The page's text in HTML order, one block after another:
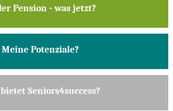
Pension - was jetzt?
Meine Potenziale?
Seniors4success?